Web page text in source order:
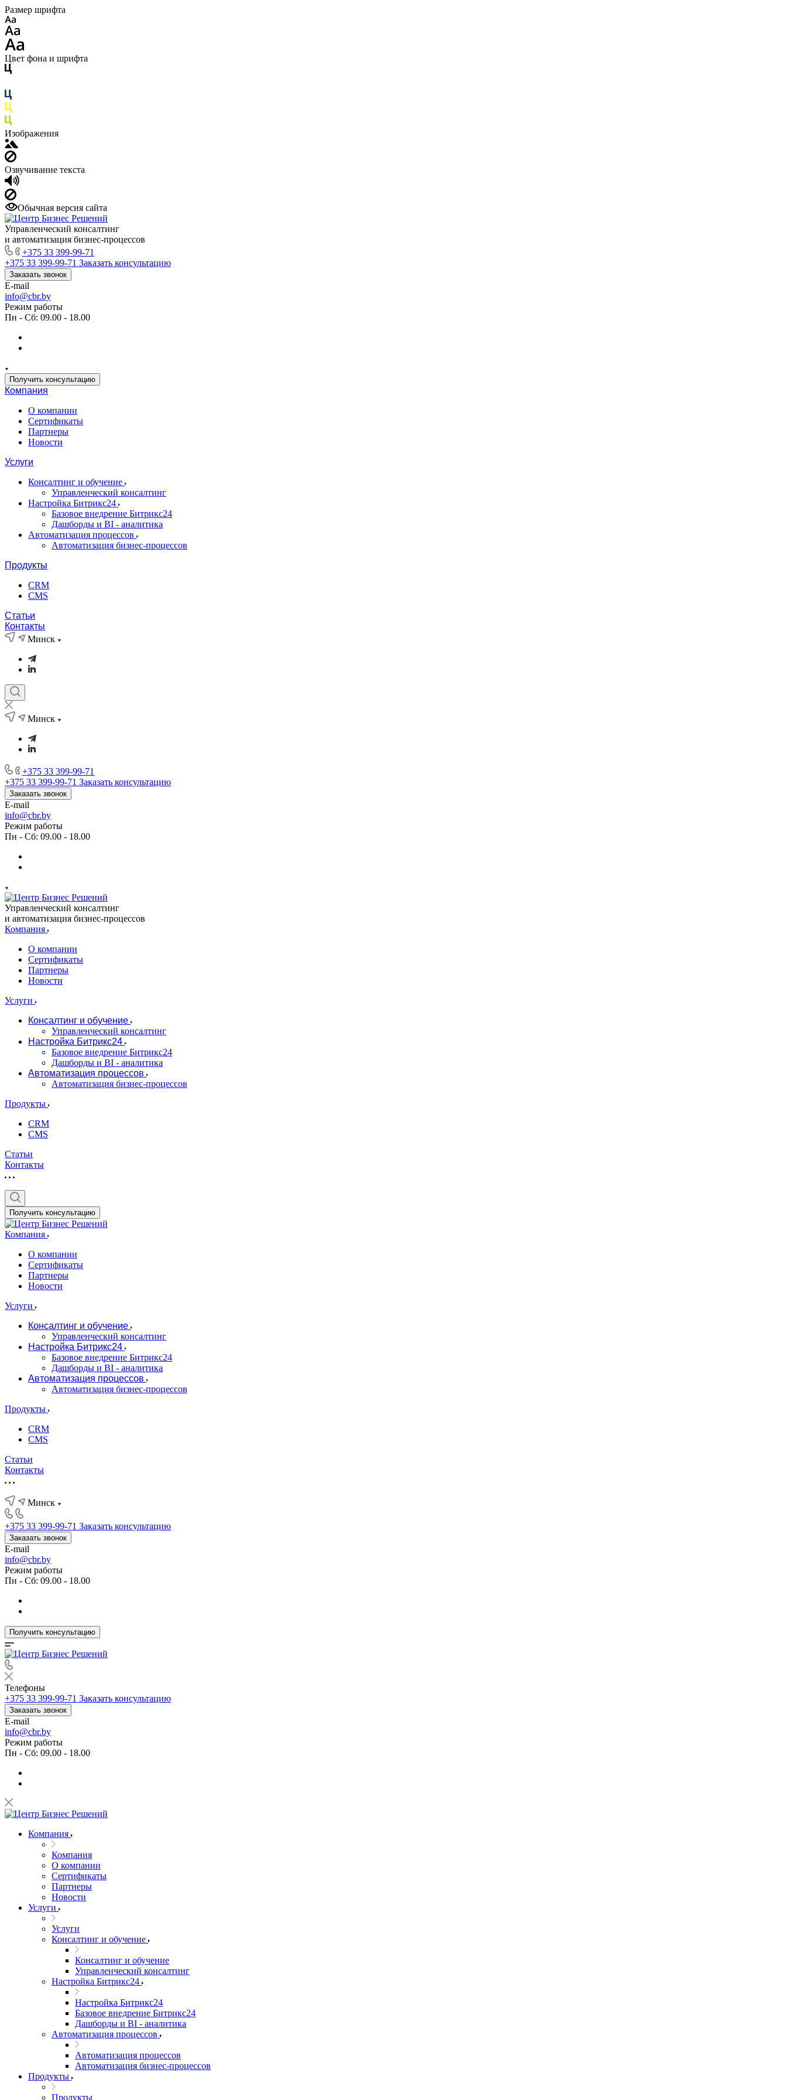
Размер шрифта
Цвет фона и шрифта
Изображения
Озвучивание текста
Обычная версия сайта
Управленческий консалтинг
и автоматизация бизнес-процессов
+375 33 399-99-71
+375 33 399-99-71 Заказать консультацию
Заказать звонок
E-mail
info@cbr.by
Режим работы
Пн - Сб: 09.00 - 18.00
Получить консультацию
Компания
О компании
Сертификаты
Партнеры
Новости
Услуги
Консалтинг и обучение
Управленческий консалтинг
Настройка Битрикс24
Базовое внедрение Битрикс24
Дашборды и BI - аналитика
Автоматизация процессов
Автоматизация бизнес-процессов
Продукты
CRM
CMS
Статьи
Контакты
Минск
Минск
+375 33 399-99-71
+375 33 399-99-71 Заказать консультацию
Заказать звонок
E-mail
info@cbr.by
Режим работы
Пн - Сб: 09.00 - 18.00
Управленческий консалтинг
и автоматизация бизнес-процессов
Компания
О компании
Сертификаты
Партнеры
Новости
Услуги
Консалтинг и обучение
Управленческий консалтинг
Настройка Битрикс24
Базовое внедрение Битрикс24
Дашборды и BI - аналитика
Автоматизация процессов
Автоматизация бизнес-процессов
Продукты
CRM
CMS
Статьи
Контакты
Получить консультацию
Компания
О компании
Сертификаты
Партнеры
Новости
Услуги
Консалтинг и обучение
Управленческий консалтинг
Настройка Битрикс24
Базовое внедрение Битрикс24
Дашборды и BI - аналитика
Автоматизация процессов
Автоматизация бизнес-процессов
Продукты
CRM
CMS
Статьи
Контакты
Минск
+375 33 399-99-71 Заказать консультацию
Заказать звонок
E-mail
info@cbr.by
Режим работы
Пн - Сб: 09.00 - 18.00
Получить консультацию
Телефоны
+375 33 399-99-71 Заказать консультацию
Заказать звонок
E-mail
info@cbr.by
Режим работы
Пн - Сб: 09.00 - 18.00
Компания
Компания
О компании
Сертификаты
Партнеры
Новости
Услуги
Услуги
Консалтинг и обучение
Консалтинг и обучение
Управленческий консалтинг
Настройка Битрикс24
Настройка Битрикс24
Базовое внедрение Битрикс24
Дашборды и BI - аналитика
Автоматизация процессов
Автоматизация процессов
Автоматизация бизнес-процессов
Продукты
Продукты